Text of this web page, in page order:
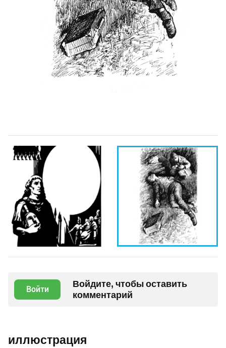
Войти
Войдите, чтобы оставить
комментарий
иллюстрация